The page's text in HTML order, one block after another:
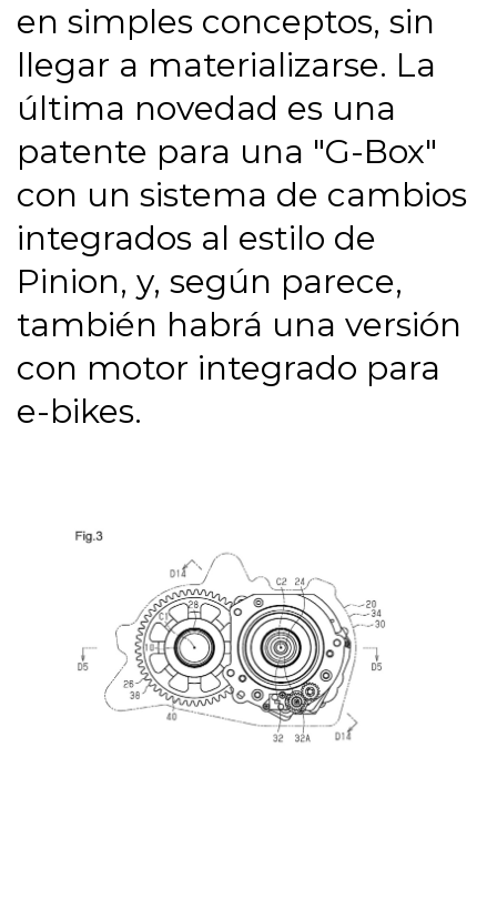
en simples conceptos, sin
llegar a materializarse. La
última novedad es una
patente para una "G-Box"
con un sistema de cambios
integrados al estilo de
Pinion, y, según parece,
también habrá una versión
con motor integrado para
e-bikes.